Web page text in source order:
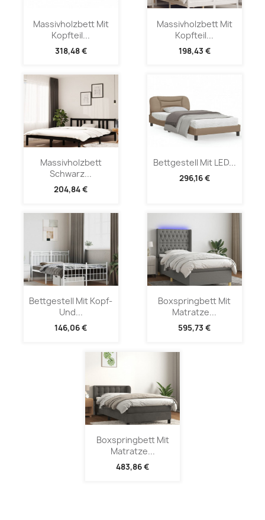
Massivholzbett Mit
Kopfteil...
318,48 €
Massivholzbett Mit
Kopfteil...
198,43 €
Massivholzbett
Schwarz...
204,84 €
Bettgestell Mit LED...
296,16 €
Bettgestell Mit Kopf-
Und...
146,06 €
Boxspringbett Mit
Matratze...
595,73 €
Boxspringbett Mit
Matratze...
483,86 €